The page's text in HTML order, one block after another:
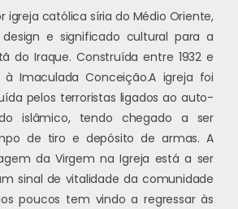
igreja católica síria do Médio Oriente,
e significado cultural para a
do Iraque. Construída entre 1932 e
à Imaculada Conceição.A igreja foi
pelos terroristas ligados ao auto-
islâmico, tendo chegado a ser
de tiro e depósito de armas. A
da Virgem na Igreja está a ser
sinal de vitalidade da comunidade
poucos tem vindo a regressar às